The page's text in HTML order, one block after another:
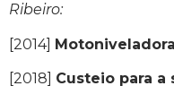
Ribeiro:
[2014] Motoniveladora
[2018] Custeio para a